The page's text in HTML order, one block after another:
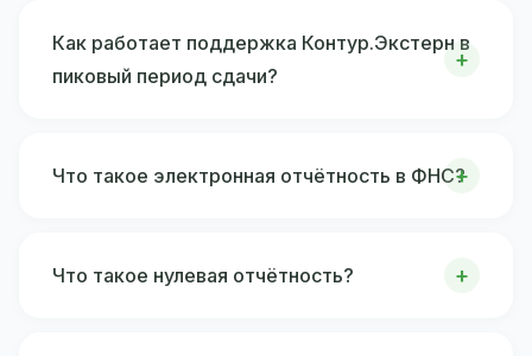
Как работает поддержка Контур.Экстерн в
пиковый период сдачи?
Что такое электронная отчётность в ФНС?
Что такое нулевая отчётность?